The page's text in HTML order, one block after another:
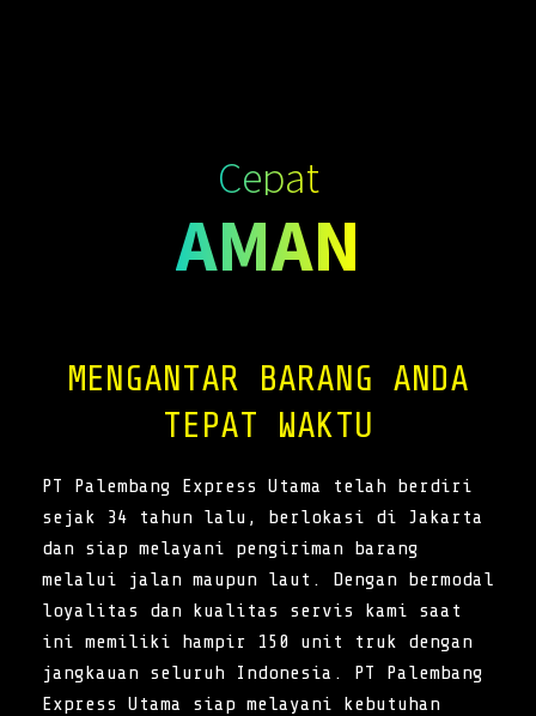
Cepat
AMAN
MENGANTAR BARANG ANDA
TEPAT WAKTU
PT Palembang Express Utama telah berdiri
sejak 34 tahun lalu, berlokasi di Jakarta
dan siap melayani pengiriman barang
melalui jalan maupun laut. Dengan bermodal
loyalitas dan kualitas servis kami saat
ini memiliki hampir 150 unit truk dengan
jangkauan seluruh Indonesia. PT Palembang
Express Utama siap melayani kebutuhan